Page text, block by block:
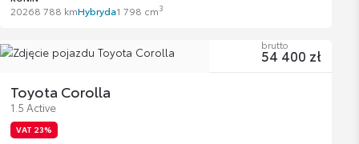
20268 788 kmHybryda1 798 cm3
Toyota Corolla
1.5 Active
VAT 23%
brutto
54 400 zł